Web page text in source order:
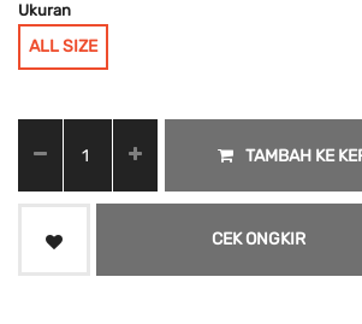
Ukuran
ALL SIZE
TAMBAH KE
CEK ONGKIR